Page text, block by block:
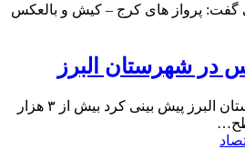
گفت: پرواز های کرج – کیش و بالعکس
در شهرستان البرز
مدیر جهاد کشاورزی شهرستان البرز پیش بینی کرد بیش از ۳ هزار